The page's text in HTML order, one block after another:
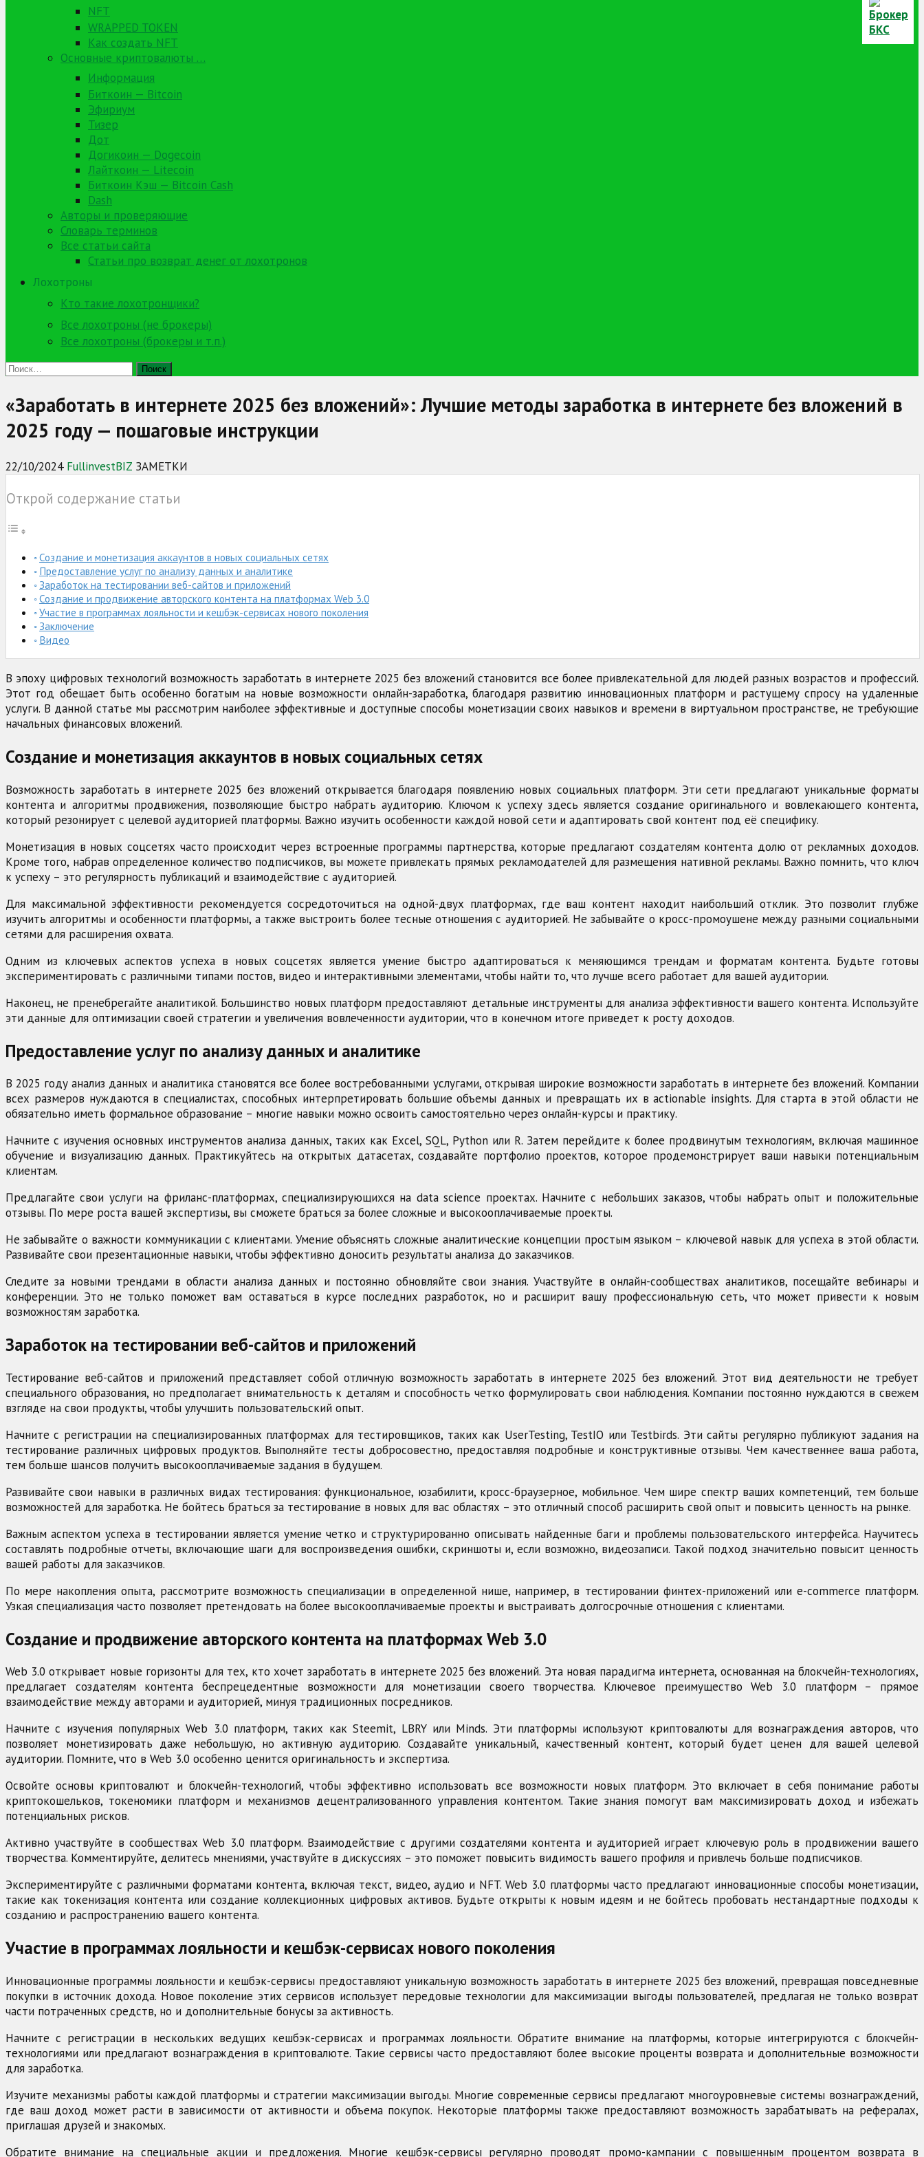
NFT
WRAPPED TOKEN
Как создать NFT
Основные криптовалюты …
Информация
Биткоин — Bitcoin
Эфириум
Тизер
Дот
Догикоин — Dogecoin
Лайткоин — Litecoin
Биткоин Кэш — Bitcoin Cash
Dash
Авторы и проверяющие
Словарь терминов
Все статьи сайта
Статьи про возврат денег от лохотронов
Лохотроны
Кто такие лохотронщики?
Все лохотроны (не брокеры)
Все лохотроны (брокеры и т.п.)
Найти:
«Заработать в интернете 2025 без вложений»: Лучшие методы заработка в интернете без вложений в
2025 году — пошаговые инструкции
22/10/2024 FullinvestBIZ ЗАМЕТКИ
Открой содержание статьи
Создание и монетизация аккаунтов в новых социальных сетях
Предоставление услуг по анализу данных и аналитике
Заработок на тестировании веб-сайтов и приложений
Создание и продвижение авторского контента на платформах Web 3.0
Участие в программах лояльности и кешбэк-сервисах нового поколения
Заключение
Видео
В эпоху цифровых технологий возможность заработать в интернете 2025 без вложений становится все более привлекательной для людей разных возрастов и профессий.
Этот год обещает быть особенно богатым на новые возможности онлайн-заработка, благодаря развитию инновационных платформ и растущему спросу на удаленные
услуги. В данной статье мы рассмотрим наиболее эффективные и доступные способы монетизации своих навыков и времени в виртуальном пространстве, не требующие
начальных финансовых вложений.
Создание и монетизация аккаунтов в новых социальных сетях
Возможность заработать в интернете 2025 без вложений открывается благодаря появлению новых социальных платформ. Эти сети предлагают уникальные форматы
контента и алгоритмы продвижения, позволяющие быстро набрать аудиторию. Ключом к успеху здесь является создание оригинального и вовлекающего контента,
который резонирует с целевой аудиторией платформы. Важно изучить особенности каждой новой сети и адаптировать свой контент под её специфику.
Монетизация в новых соцсетях часто происходит через встроенные программы партнерства, которые предлагают создателям контента долю от рекламных доходов.
Кроме того, набрав определенное количество подписчиков, вы можете привлекать прямых рекламодателей для размещения нативной рекламы. Важно помнить, что ключ
к успеху – это регулярность публикаций и взаимодействие с аудиторией.
Для максимальной эффективности рекомендуется сосредоточиться на одной-двух платформах, где ваш контент находит наибольший отклик. Это позволит глубже
изучить алгоритмы и особенности платформы, а также выстроить более тесные отношения с аудиторией. Не забывайте о кросс-промоушене между разными социальными
сетями для расширения охвата.
Одним из ключевых аспектов успеха в новых соцсетях является умение быстро адаптироваться к меняющимся трендам и форматам контента. Будьте готовы
экспериментировать с различными типами постов, видео и интерактивными элементами, чтобы найти то, что лучше всего работает для вашей аудитории.
Наконец, не пренебрегайте аналитикой. Большинство новых платформ предоставляют детальные инструменты для анализа эффективности вашего контента. Используйте
эти данные для оптимизации своей стратегии и увеличения вовлеченности аудитории, что в конечном итоге приведет к росту доходов.
Предоставление услуг по анализу данных и аналитике
В 2025 году анализ данных и аналитика становятся все более востребованными услугами, открывая широкие возможности заработать в интернете без вложений. Компании
всех размеров нуждаются в специалистах, способных интерпретировать большие объемы данных и превращать их в actionable insights. Для старта в этой области не
обязательно иметь формальное образование – многие навыки можно освоить самостоятельно через онлайн-курсы и практику.
Начните с изучения основных инструментов анализа данных, таких как Excel, SQL, Python или R. Затем перейдите к более продвинутым технологиям, включая машинное
обучение и визуализацию данных. Практикуйтесь на открытых датасетах, создавайте портфолио проектов, которое продемонстрирует ваши навыки потенциальным
клиентам.
Предлагайте свои услуги на фриланс-платформах, специализирующихся на data science проектах. Начните с небольших заказов, чтобы набрать опыт и положительные
отзывы. По мере роста вашей экспертизы, вы сможете браться за более сложные и высокооплачиваемые проекты.
Не забывайте о важности коммуникации с клиентами. Умение объяснять сложные аналитические концепции простым языком – ключевой навык для успеха в этой области.
Развивайте свои презентационные навыки, чтобы эффективно доносить результаты анализа до заказчиков.
Следите за новыми трендами в области анализа данных и постоянно обновляйте свои знания. Участвуйте в онлайн-сообществах аналитиков, посещайте вебинары и
конференции. Это не только поможет вам оставаться в курсе последних разработок, но и расширит вашу профессиональную сеть, что может привести к новым
возможностям заработка.
Заработок на тестировании веб-сайтов и приложений
Тестирование веб-сайтов и приложений представляет собой отличную возможность заработать в интернете 2025 без вложений. Этот вид деятельности не требует
специального образования, но предполагает внимательность к деталям и способность четко формулировать свои наблюдения. Компании постоянно нуждаются в свежем
взгляде на свои продукты, чтобы улучшить пользовательский опыт.
Начните с регистрации на специализированных платформах для тестировщиков, таких как UserTesting, TestIO или Testbirds. Эти сайты регулярно публикуют задания на
тестирование различных цифровых продуктов. Выполняйте тесты добросовестно, предоставляя подробные и конструктивные отзывы. Чем качественнее ваша работа,
тем больше шансов получить высокооплачиваемые задания в будущем.
Развивайте свои навыки в различных видах тестирования: функциональное, юзабилити, кросс-браузерное, мобильное. Чем шире спектр ваших компетенций, тем больше
возможностей для заработка. Не бойтесь браться за тестирование в новых для вас областях – это отличный способ расширить свой опыт и повысить ценность на рынке.
Важным аспектом успеха в тестировании является умение четко и структурированно описывать найденные баги и проблемы пользовательского интерфейса. Научитесь
составлять подробные отчеты, включающие шаги для воспроизведения ошибки, скриншоты и, если возможно, видеозаписи. Такой подход значительно повысит ценность
вашей работы для заказчиков.
По мере накопления опыта, рассмотрите возможность специализации в определенной нише, например, в тестировании финтех-приложений или e-commerce платформ.
Узкая специализация часто позволяет претендовать на более высокооплачиваемые проекты и выстраивать долгосрочные отношения с клиентами.
Создание и продвижение авторского контента на платформах Web 3.0
Web 3.0 открывает новые горизонты для тех, кто хочет заработать в интернете 2025 без вложений. Эта новая парадигма интернета, основанная на блокчейн-технологиях,
предлагает создателям контента беспрецедентные возможности для монетизации своего творчества. Ключевое преимущество Web 3.0 платформ – прямое
взаимодействие между авторами и аудиторией, минуя традиционных посредников.
Начните с изучения популярных Web 3.0 платформ, таких как Steemit, LBRY или Minds. Эти платформы используют криптовалюты для вознаграждения авторов, что
позволяет монетизировать даже небольшую, но активную аудиторию. Создавайте уникальный, качественный контент, который будет ценен для вашей целевой
аудитории. Помните, что в Web 3.0 особенно ценится оригинальность и экспертиза.
Освойте основы криптовалют и блокчейн-технологий, чтобы эффективно использовать все возможности новых платформ. Это включает в себя понимание работы
криптокошельков, токеномики платформ и механизмов децентрализованного управления контентом. Такие знания помогут вам максимизировать доход и избежать
потенциальных рисков.
Активно участвуйте в сообществах Web 3.0 платформ. Взаимодействие с другими создателями контента и аудиторией играет ключевую роль в продвижении вашего
творчества. Комментируйте, делитесь мнениями, участвуйте в дискуссиях – это поможет повысить видимость вашего профиля и привлечь больше подписчиков.
Экспериментируйте с различными форматами контента, включая текст, видео, аудио и NFT. Web 3.0 платформы часто предлагают инновационные способы монетизации,
такие как токенизация контента или создание коллекционных цифровых активов. Будьте открыты к новым идеям и не бойтесь пробовать нестандартные подходы к
созданию и распространению вашего контента.
Участие в программах лояльности и кешбэк-сервисах нового поколения
Инновационные программы лояльности и кешбэк-сервисы предоставляют уникальную возможность заработать в интернете 2025 без вложений, превращая повседневные
покупки в источник дохода. Новое поколение этих сервисов использует передовые технологии для максимизации выгоды пользователей, предлагая не только возврат
части потраченных средств, но и дополнительные бонусы за активность.
Начните с регистрации в нескольких ведущих кешбэк-сервисах и программах лояльности. Обратите внимание на платформы, которые интегрируются с блокчейн-
технологиями или предлагают вознаграждения в криптовалюте. Такие сервисы часто предоставляют более высокие проценты возврата и дополнительные возможности
для заработка.
Изучите механизмы работы каждой платформы и стратегии максимизации выгоды. Многие современные сервисы предлагают многоуровневые системы вознаграждений,
где ваш доход может расти в зависимости от активности и объема покупок. Некоторые платформы также предоставляют возможность зарабатывать на рефералах,
приглашая друзей и знакомых.
Обратите внимание на специальные акции и предложения. Многие кешбэк-сервисы регулярно проводят промо-кампании с повышенным процентом возврата в